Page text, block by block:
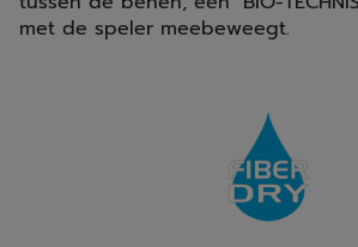
met de speler meebeweegt.